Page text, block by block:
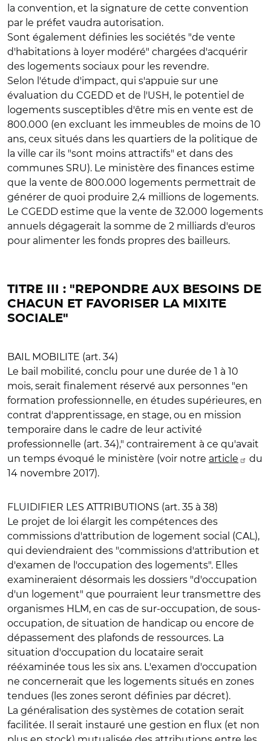
la convention, et la signature de cette convention
par le préfet vaudra autorisation.
Sont également définies les sociétés "de vente
d'habitations à loyer modéré" chargées d'acquérir
des logements sociaux pour les revendre.
Selon l'étude d'impact, qui s'appuie sur une
évaluation du CGEDD et de l'USH, le potentiel de
logements susceptibles d'être mis en vente est de
800.000 (en excluant les immeubles de moins de 10
ans, ceux situés dans les quartiers de la politique de
la ville car ils "sont moins attractifs" et dans des
communes SRU). Le ministère des finances estime
que la vente de 800.000 logements permettrait de
générer de quoi produire 2,4 millions de logements.
Le CGEDD estime que la vente de 32.000 logements
annuels dégagerait la somme de 2 milliards d'euros
pour alimenter les fonds propres des bailleurs.
TITRE III : "REPONDRE AUX BESOINS DE
CHACUN ET FAVORISER LA MIXITE
SOCIALE"
BAIL MOBILITE (art. 34)
Le bail mobilité, conclu pour une durée de 1 à 10
mois, serait finalement réservé aux personnes "en
formation professionnelle, en études supérieures, en
contrat d'apprentissage, en stage, ou en mission
temporaire dans le cadre de leur activité
professionnelle (art. 34)," contrairement à ce qu'avait
un temps évoqué le ministère (voir notre article
du
14 novembre 2017).
FLUIDIFIER LES ATTRIBUTIONS (art. 35 à 38)
Le projet de loi élargit les compétences des
commissions d'attribution de logement social (CAL),
qui deviendraient des "commissions d'attribution et
d'examen de l'occupation des logements". Elles
examineraient désormais les dossiers "d'occupation
d'un logement" que pourraient leur transmettre des
organismes HLM, en cas de sur-occupation, de sous-
occupation, de situation de handicap ou encore de
dépassement des plafonds de ressources. La
situation d'occupation du locataire serait
rééxaminée tous les six ans. L'examen d'occupation
ne concernerait que les logements situés en zones
tendues (les zones seront définies par décret).
La généralisation des systèmes de cotation serait
facilitée. Il serait instauré une gestion en flux (et non